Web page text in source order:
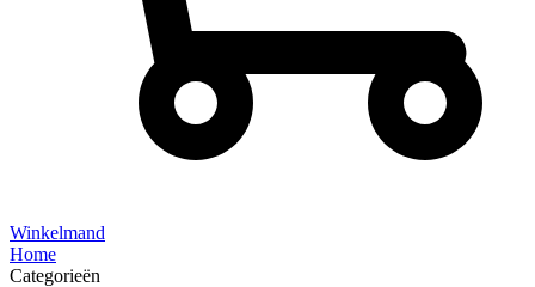
Winkelmand
Home
Categorieën